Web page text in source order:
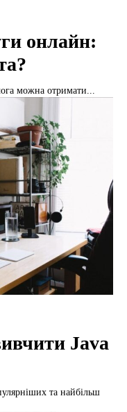
онлайн:
можна отримати...
Java
та найбільш